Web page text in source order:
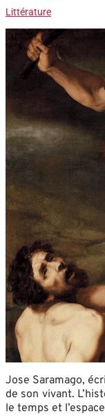
Littérature
Jose Saramago,
de son vivant.
le temps et